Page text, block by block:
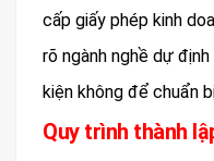
cấp giấy phép kinh
rõ ngành nghề dự
kiện không để chuẩn
Quy trình thành